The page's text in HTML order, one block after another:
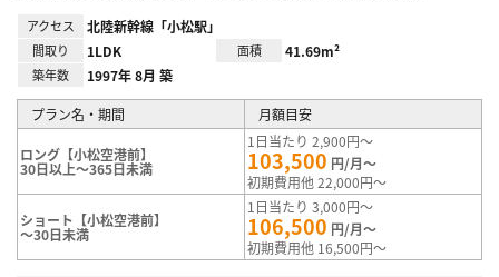
アクセス 北陸新幹線「小松駅」
間取り 1LDK 面積 41.69m²
築年数 1997年 8月 築
プラン名・期間 月額目安
ロング【小松空港前】
30日以上～365日未満
1日当たり 2,900円～
103,500 円/月～
初期費用他 22,000円～
ショート【小松空港前】
～30日未満
1日当たり 3,000円～
106,500 円/月～
初期費用他 16,500円～